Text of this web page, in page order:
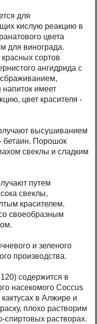
для
кислую реакцию в
цвета
для винограда.
сортов
ангидрида с
имеет
цвет красителя -
высушиванием
бетаин. Порошок
свеклы и сладким
путем
свеклы,
красителем.
своеобразным
и зеленого
производства.
содержится в
насекомого Coccus
в Алжире и
плохо растворим
растворах.